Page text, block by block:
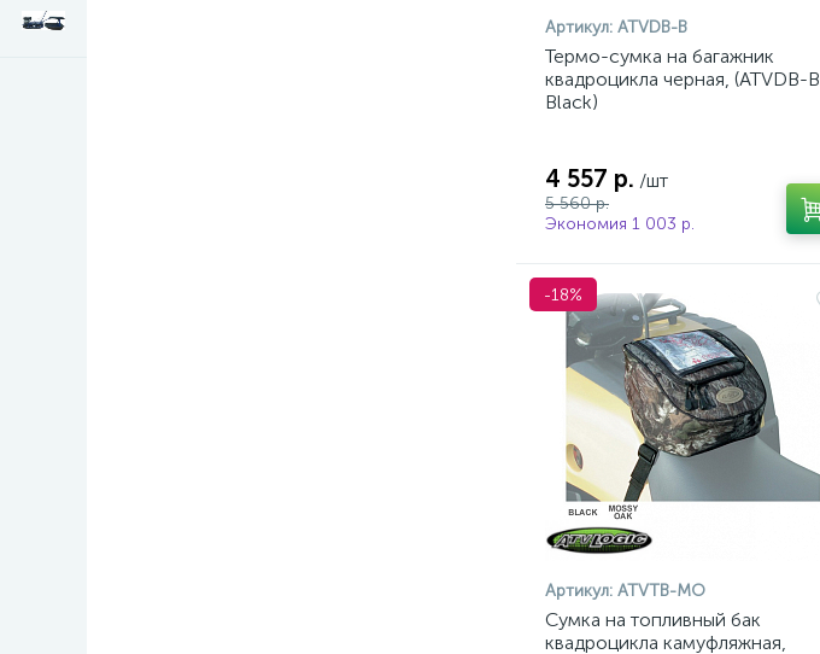
Артикул: ATVDB-B
Термо-сумка на багажник
квадроцикла черная, (ATVDB-B
Black)
4 557 р. /шт
5 560 р.
Экономия 1 003 р.
-18%
Артикул: ATVTB-MO
Сумка на топливный бак
квадроцикла камуфляжная,